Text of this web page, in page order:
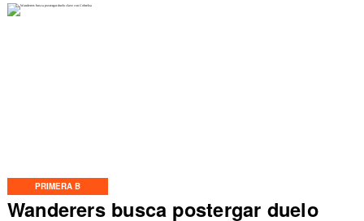
PRIMERA B
Wanderers busca postergar duelo